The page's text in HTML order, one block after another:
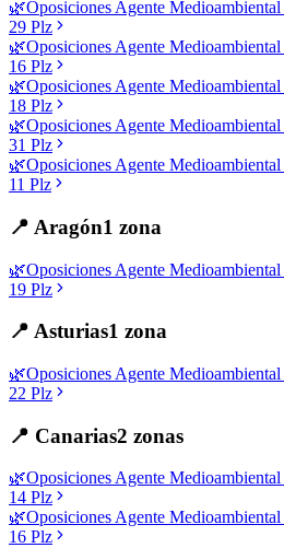
🌿Oposiciones Agente Medioambiental
29 Plz
🌿Oposiciones Agente Medioambiental
16 Plz
🌿Oposiciones Agente Medioambiental
18 Plz
🌿Oposiciones Agente Medioambiental
31 Plz
🌿Oposiciones Agente Medioambiental
11 Plz
📍 Aragón1 zona
🌿Oposiciones Agente Medioambiental
19 Plz
📍 Asturias1 zona
🌿Oposiciones Agente Medioambiental
22 Plz
📍 Canarias2 zonas
🌿OposicionesAgente Medioambiental
14 Plz
🌿OposicionesAgente Medioambiental
16 Plz